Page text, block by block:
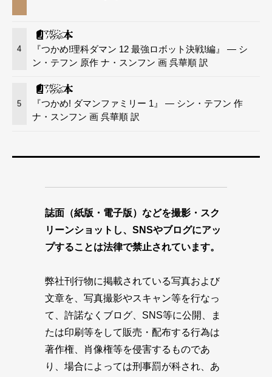
4
『つかめ!理科ダマン 12 最強ロボット決戦!編』 — シ
ン・テフン 原作 ナ・スンフン 画 呉華順 訳
5
『つかめ! ダマンファミリー 1』 — シン・テフン 作
ナ・スンフン 画 呉華順 訳
誌面（紙版・電子版）などを撮影・スク
リーンショットし、SNSやブログにアッ
プすることは法律で禁止されています。
弊社刊行物に掲載されている写真および
文章を、写真撮影やスキャン等を行なっ
て、許諾なくブログ、SNS等に公開、ま
たは印刷等をして販売・配布する行為は
著作権、肖像権等を侵害するものであ
り、場合によっては刑事罰が科され、あ